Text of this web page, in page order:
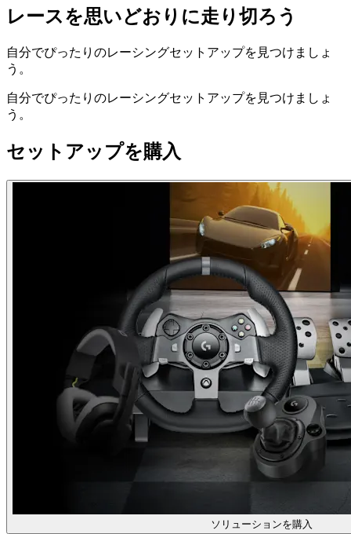
レースを思いどおりに走り切ろう
自分でぴったりのレーシングセットアップを見つけましょ
う。
自分でぴったりのレーシングセットアップを見つけましょ
う。
セットアップを購入
ソリューションを購入